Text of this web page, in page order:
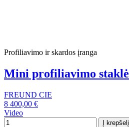
Profiliavimo ir skardos įranga
Mini profiliavimo
FREUND CIE
8 400,00 €
Video
Į krepšelį